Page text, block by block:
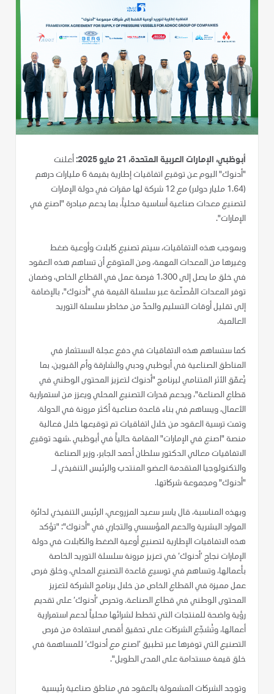
أبوظبي، الإمارات العربية المتحدة، 21 مايو 2025:
أعلنت
"أدنوك" اليوم عن توقيع اتفاقيات إطارية بقيمة 6 مليارات درهم
(1.64 مليار دولار) مع 12 شركة لها مقرات في دولة الإمارات
لتصنيع معدات صناعية أساسية محلياً، بما يدعم مبادرة "اصنع في
الإمارات".
وبموجب هذه الاتفاقيات، سيتم تصنيع كابلات وأوعية ضغط
وغيرها من المعدات المهمة، ومن المتوقع أن تساهم هذه العقود
في خلق ما يصل إلى 1،300 فرصة عمل في القطاع الخاص، وضمان
توفر المعدات المُصنّعة عبر سلسلة القيمة في "أدنوك"، بالإضافة
إلى تقليل أوقات التسليم والحدّ من مخاطر سلسلة التوريد
العالمية.
كما ستساهم هذه الاتفاقيات في دفع عجلة الاستثمار في
المناطق الصناعية في أبوظبي ودبي والشارقة وأم القيوين، بما
يُعمّق الأثر المتنامي لبرنامج "أدنوك لتعزيز المحتوى الوطني في
قطاع الصناعة"، ويدعم قدرات التصنيع المحلي ويعزز من استمرارية
الأعمال، ويساهم في بناء قاعدة صناعية أكثر مرونة في الدولة.
وتمت ترسية العقود من خلال اتفاقيات تم توقيعها خلال فعالية
منصة "اصنع في الإمارات" المقامة حالياً في أبوظبي .شهد توقيع
الاتفاقيات معالي الدكتور سلطان أحمد الجابر، وزير الصناعة
والتكنولوجيا المتقدمة العضو المنتدب والرئيس التنفيذي لـ
"أدنوك" ومجموعة شركاتها.
وبهذه المناسبة، قال ياسر سعيد المزروعي، الرئيس التنفيذي لدائرة
الموارد البشرية والدعم المؤسسي والتجاري في "أدنوك": "تؤكد
هذه الاتفاقيات الإطارية لتصنيع أوعية الضغط والكابلات في دولة
الإمارات نجاح ’أدنوك‘ في تعزيز مرونة سلسلة التوريد الخاصة
بأعمالها، وتساهم في توسيع قاعدة التصنيع المحلي، وخلق فرص
عمل مميزة في القطاع الخاص من خلال برنامج الشركة لتعزيز
المحتوى الوطني في قطاع الصناعة. وتحرص ’أدنوك‘ على تقديم
رؤية واضحة للمنتجات التي تخطط لشرائها محلياً لدعم استمرارية
أعمالها، وتُشجّع الشركات على تحقيق أقصى استفادة من فرص
التصنيع التي توفرها عبر تطبيق ’اصنع مع أدنوك‘ للمساهمة في
خلق قيمة مستدامة على المدى الطويل".
وتوجد الشركات المشمولة بالعقود في مناطق صناعية رئيسية